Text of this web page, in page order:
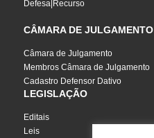
Defesa|Recurso
CÂMARA DE JULGAMENTO
Câmara de Julgamento
Membros Câmara de Julgamento
Cadastro Defensor Dativo
LEGISLAÇÃO
Editais
Leis